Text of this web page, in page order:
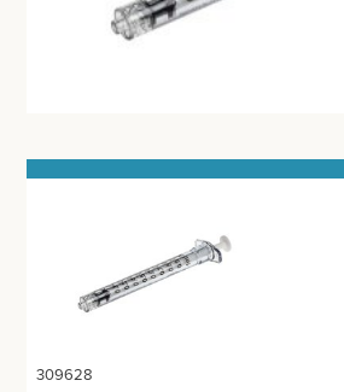
INSTRUMENTEN - INOX GERIEF
TWEEDEHANDS - LIQUIDATIE
309628